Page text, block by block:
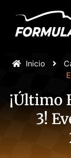
Inicio
¡Último
3!